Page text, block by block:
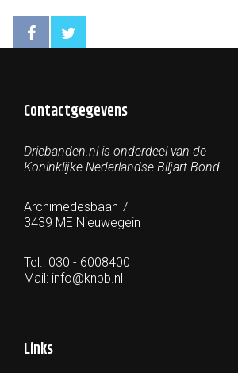
Contactgegevens
Driebanden.nl is onderdeel van de
Koninklijke Nederlandse Biljart Bond.
Archimedesbaan 7
3439 ME Nieuwegein
Tel.: 030 - 6008400
Mail: info@knbb.nl
Links